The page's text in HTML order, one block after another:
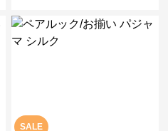
SALE